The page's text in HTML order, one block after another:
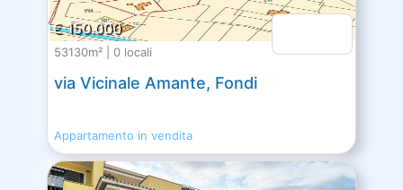
€ 150.000
53130m² | 0 locali
via Vicinale Amante, Fondi
Appartamento in vendita